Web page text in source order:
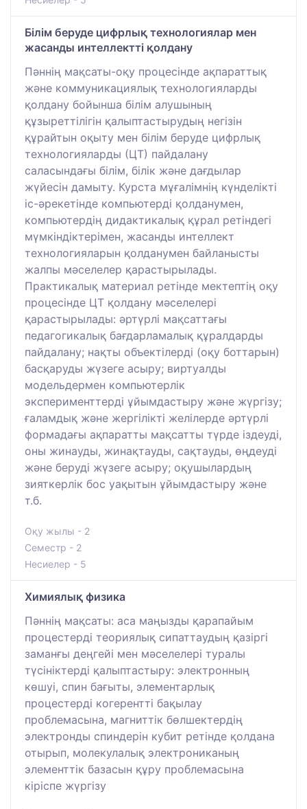
Білім беруде цифрлық технологиялар мен
жасанды интеллектті қолдану
Пәннің мақсаты-оқу процесінде ақпараттық
және коммуникациялық технологияларды
қолдану бойынша білім алушының
құзыреттілігін қалыптастырудың негізін
құрайтын оқыту мен білім беруде цифрлық
технологияларды (ЦТ) пайдалану
саласындағы білім, білік және дағдылар
жүйесін дамыту. Курста мұғалімнің күнделікті
іс-әрекетінде компьютерді қолданумен,
компьютердің дидактикалық құрал ретіндегі
мүмкіндіктерімен, жасанды интеллект
технологияларын қолданумен байланысты
жалпы мәселелер қарастырылады.
Практикалық материал ретінде мектептің оқу
процесінде ЦТ қолдану мәселелері
қарастырылады: әртүрлі мақсаттағы
педагогикалық бағдарламалық құралдарды
пайдалану; нақты объектілерді (оқу боттарын)
басқаруды жүзеге асыру; виртуалды
модельдермен компьютерлік
эксперименттерді ұйымдастыру және жүргізу;
ғаламдық және жергілікті желілерде әртүрлі
формадағы ақпаратты мақсатты түрде іздеуді,
оны жинауды, жинақтауды, сақтауды, өңдеуді
және беруді жүзеге асыру; оқушылардың
зияткерлік бос уақытын ұйымдастыру және
т.б.
Оқу жылы - 2
Семестр - 2
Несиелер - 5
Химиялық физика
Пәннің мақсаты: аса маңызды қарапайым
процестерді теориялық сипаттаудың қазіргі
заманғы деңгейі мен мәселелері туралы
түсініктерді қалыптастыру: электронның
көшуі, спин бағыты, элементарлық
процестерді когерентті бақылау
проблемасына, магниттік бөлшектердің
электронды спиндерін кубит ретінде қолдана
отырып, молекулалық электрониканың
элементтік базасын құру проблемасына
кіріспе жүргізу